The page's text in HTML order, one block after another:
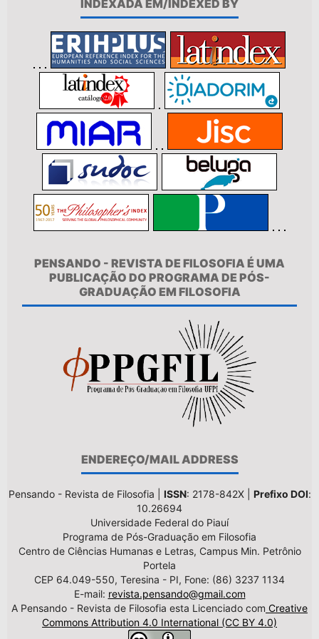
INDEXADA EM/INDEXED BY
PENSANDO - REVISTA DE FILOSOFIA É UMA
PUBLICAÇÃO DO PROGRAMA DE PÓS-
GRADUAÇÃO EM FILOSOFIA
ENDEREÇO/MAIL ADDRESS
Pensando - Revista de Filosofia | ISSN: 2178-842X | Prefixo DOI:
10.26694
Universidade Federal do Piauí
Programa de Pós-Graduação em Filosofia
Centro de Ciências Humanas e Letras, Campus Min. Petrônio
Portela
CEP 64.049-550, Teresina - PI, Fone: (86) 3237 1134
E-mail: revista.pensando@gmail.com
A Pensando - Revista de Filosofia esta Licenciado com Creative
Commons Attribution 4.0 International (CC BY 4.0)